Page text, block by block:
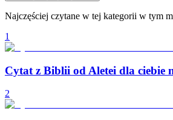
Najczęściej czytane w tej kategorii w tym
1
Cytat z Biblii od Aletei dla ciebie
2